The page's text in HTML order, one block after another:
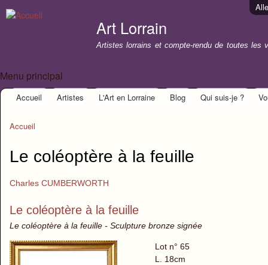
Art Lorrain
Artistes lorrains et compte-rendu de toutes les
Menu principal
Accueil Artistes L'Art en Lorraine Blog Qui suis-je ?
Accueil
Le coléoptère à la feuille
Charles CUMBERWORTH
Le coléoptère à la feuille
Le coléoptère à la feuille - Sculpture bronze signée
Lot n° 65
L. 18cm